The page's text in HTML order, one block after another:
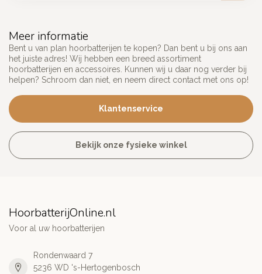
Meer informatie
Bent u van plan hoorbatterijen te kopen? Dan bent u bij ons aan
het juiste adres! Wij hebben een breed assortiment
hoorbatterijen en accessoires. Kunnen wij u daar nog verder bij
helpen? Schroom dan niet, en neem direct contact met ons op!
Klantenservice
Bekijk onze fysieke winkel
HoorbatterijOnline.nl
Voor al uw hoorbatterijen
Rondenwaard 7
5236 WD 's-Hertogenbosch